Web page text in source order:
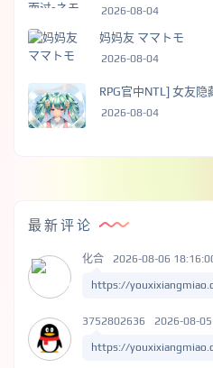
2026-08-04
妈妈友 ママトモ
2026-08-04
RPG官中NTL] 女友
2026-08-04
最新评论
化合 2026-08-06
https://
3752802636 2026-08-
https://